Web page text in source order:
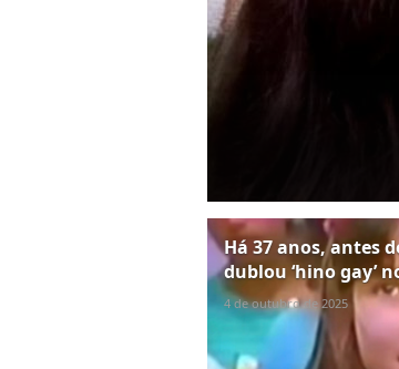
Há 37 anos, antes
dublou ‘hino gay’
4 de outubro de 2025